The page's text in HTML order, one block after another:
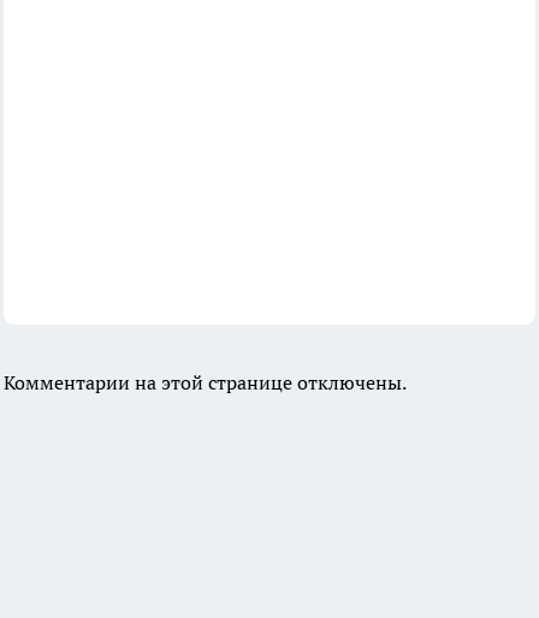
Комментарии на этой странице отключены.